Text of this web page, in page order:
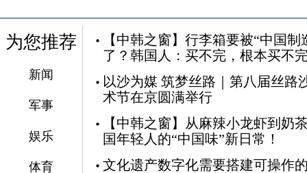
为您推荐
新闻
军事
娱乐
体育
【中韩之窗】行李箱要被“中国制
了？韩国人：买不完，根本买不
以沙为媒 筑梦丝路｜第八届丝路
术节在京圆满举行
【中韩之窗】从麻辣小龙虾到奶
国年轻人的“中国味”新日常！
文化遗产数字化需要搭建可操作